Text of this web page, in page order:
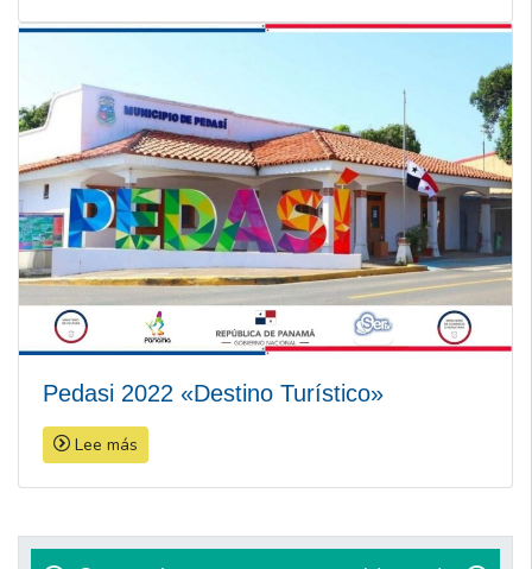
Pedasi 2022 «Destino Turístico»
Lee más
Navegación